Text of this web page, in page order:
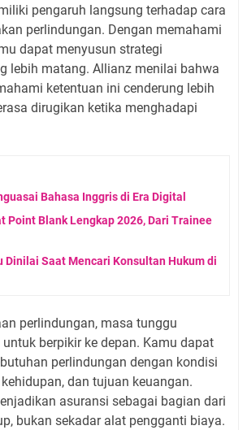
pengaruh langsung terhadap cara
perlindungan. Dengan memahami
dapat menyusun strategi
lebih matang. Allianz menilai bahwa
ketentuan ini cenderung lebih
dirugikan ketika menghadapi
Bahasa Inggris di Era Digital
Point Blank Lengkap 2026, Dari Trainee
Dinilai Saat Mencari Konsultan Hukum di
perlindungan, masa tunggu
berpikir ke depan. Kamu dapat
perlindungan dengan kondisi
dan tujuan keuangan.
asuransi sebagai bagian dari
bukan sekadar alat pengganti biaya.